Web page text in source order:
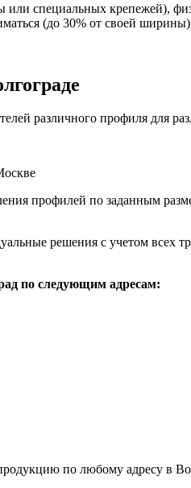
специальных крепежей),
(до 30% от своей
различного профиля для
профилей по заданным
решения с учетом всех
по следующим адресам:
по любому адресу в